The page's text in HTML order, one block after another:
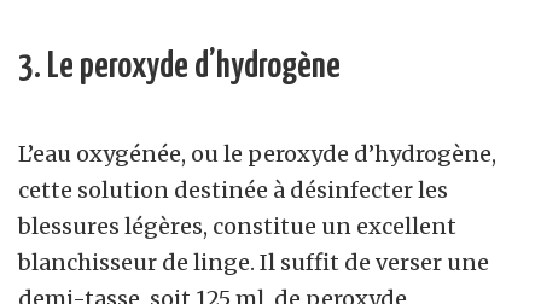
3. Le peroxyde d’hydrogène
L’eau oxygénée, ou le peroxyde d’hydrogène,
cette solution destinée à désinfecter les
blessures légères, constitue un excellent
blanchisseur de linge. Il suffit de verser une
demi-tasse, soit 125 ml, de peroxyde